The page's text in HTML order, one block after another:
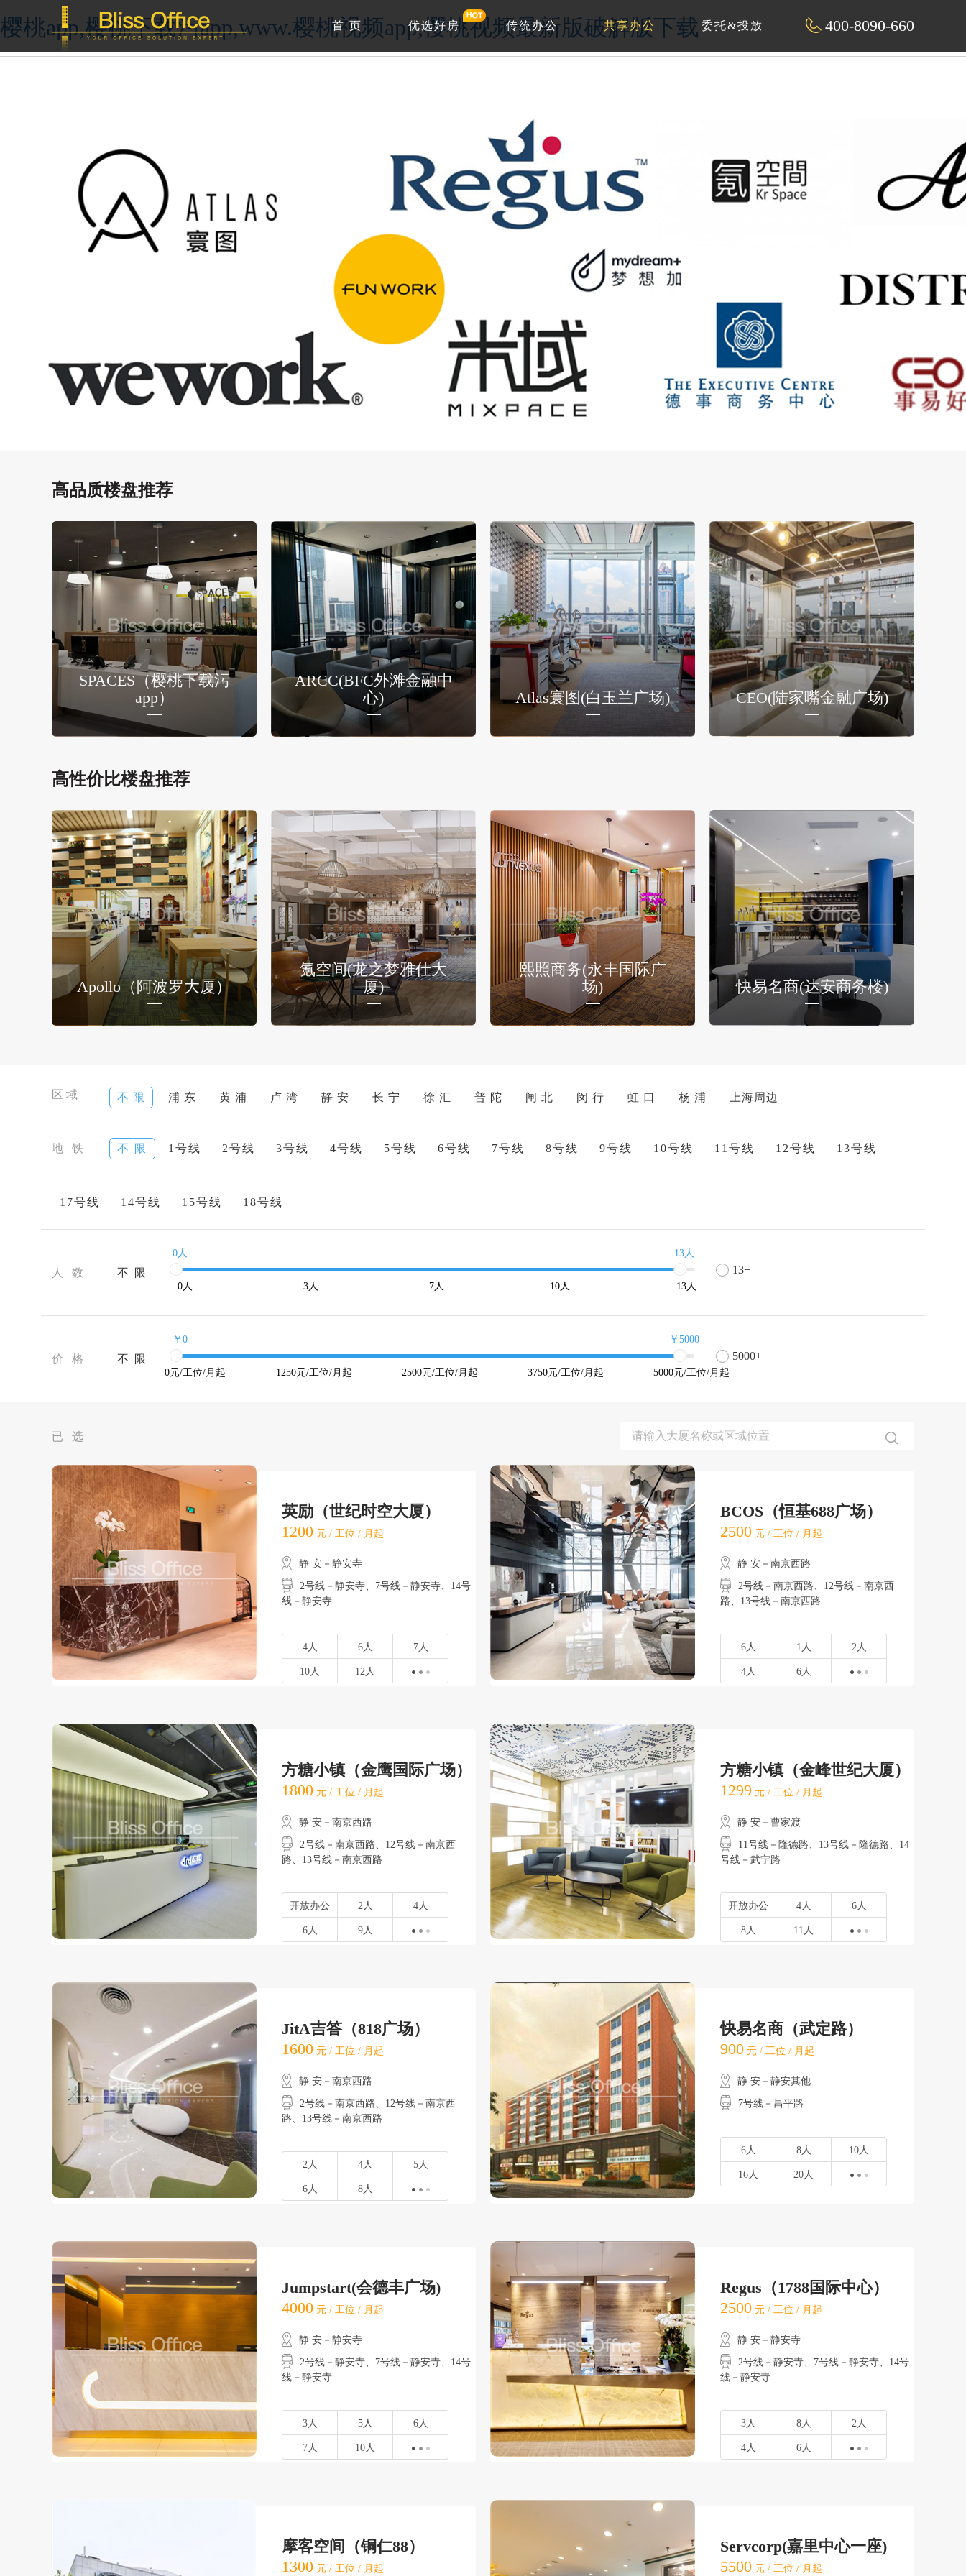
樱桃app,樱桃下载污app,www.樱桃视频app,樱桃视频最新版破解版下载 400-8090-660
首 页 优选好房 传统办公 共享办公 委托&投放
高品质楼盘推荐
SPACES（樱桃下载污
app）
ARCC(BFC外滩金融中
心)
Atlas寰图(白玉兰广场) CEO(陆家嘴金融广场)
高性价比楼盘推荐
Apollo（阿波罗大厦）
氪空间(龙之梦雅仕大
厦)
熙照商务(永丰国际广
场)
快易名商(达安商务楼)
区域 不 限 浦 东 黄 浦 卢 湾 静 安 长 宁 徐 汇 普 陀 闸 北 闵 行 虹 口 杨 浦 上海周边
地 铁 不 限 1号线 2号线 3号线 4号线 5号线 6号线 7号线 8号线 9号线 10号线 11号线 12号线 13号线
17号线 14号线 15号线 18号线
人 数 不 限
0人 13人
0人 3人 7人 10人 13人
13+
价 格 不 限
￥0 ￥5000
0元/工位/月起 1250元/工位/月起 2500元/工位/月起 3750元/工位/月起 5000元/工位/月起
5000+
已 选
英励（世纪时空大厦）
1200 元 / 工位 / 月起
静 安－静安寺
2号线－静安寺、7号线－静安寺、14号
线－静安寺
4人 6人 7人
10人 12人
BCOS（恒基688广场）
2500 元 / 工位 / 月起
静 安－南京西路
2号线－南京西路、12号线－南京西
路、13号线－南京西路
6人 1人 2人
4人 6人
方糖小镇（金鹰国际广场）
1800 元 / 工位 / 月起
静 安－南京西路
2号线－南京西路、12号线－南京西
路、13号线－南京西路
开放办公 2人 4人
6人 9人
方糖小镇（金峰世纪大厦）
1299 元 / 工位 / 月起
静 安－曹家渡
11号线－隆德路、13号线－隆德路、14
号线－武宁路
开放办公 4人 6人
8人 11人
JitA吉答（818广场）
1600 元 / 工位 / 月起
静 安－南京西路
2号线－南京西路、12号线－南京西
路、13号线－南京西路
2人 4人 5人
6人 8人
快易名商（武定路）
900 元 / 工位 / 月起
静 安－静安其他
7号线－昌平路
6人 8人 10人
16人 20人
Jumpstart(会德丰广场)
4000 元 / 工位 / 月起
静 安－静安寺
2号线－静安寺、7号线－静安寺、14号
线－静安寺
3人 5人 6人
7人 10人
Regus（1788国际中心）
2500 元 / 工位 / 月起
静 安－静安寺
2号线－静安寺、7号线－静安寺、14号
线－静安寺
3人 8人 2人
4人 6人
摩客空间（铜仁88）
1300 元 / 工位 / 月起
Servcorp(嘉里中心一座)
5500 元 / 工位 / 月起